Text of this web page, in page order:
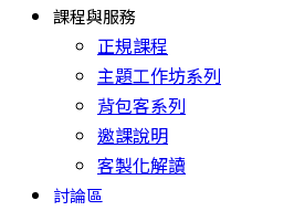
課程與服務
正規課程
主題工作坊系列
背包客系列
邀課說明
客製化解讀
討論區